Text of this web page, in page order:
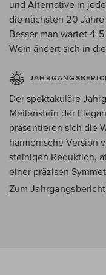
und Alternative in
die nächsten 20
Besser man wartet 4-
Wein ändert sich in
Der spektakuläre
Meilenstein der
präsentieren sich die
harmonische Version
steinigen Reduktion,
einer präzisen
Zum Jahrgangsbericht